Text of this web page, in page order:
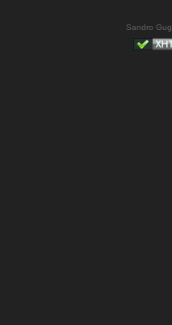
Sandro